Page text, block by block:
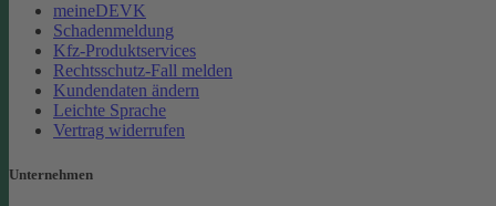
meineDEVK
Schadenmeldung
Kfz-Produktservices
Rechtsschutz-Fall melden
Kundendaten ändern
Leichte Sprache
Vertrag widerrufen
Unternehmen